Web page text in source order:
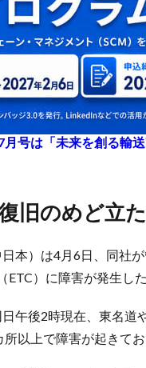
月号は「未来を創る輸
復旧のめど立
本）は4月6日、同社
）に障害が発生し
午後2時現在、東名
以上で障害が起きて